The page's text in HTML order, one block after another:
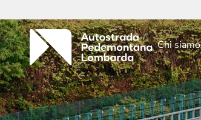
Chi siamo